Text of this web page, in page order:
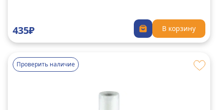
435₽ В корзину
Проверить наличие